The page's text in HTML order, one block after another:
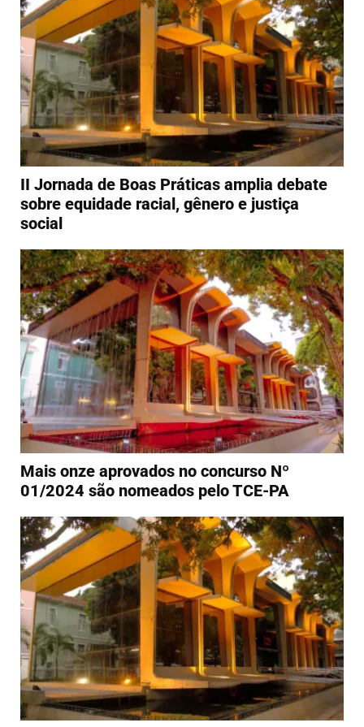
II Jornada de Boas Práticas amplia debate
sobre equidade racial, gênero e justiça
social
Mais onze aprovados no concurso Nº
01/2024 são nomeados pelo TCE-PA